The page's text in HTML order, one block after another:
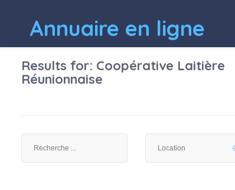
Annuaire en ligne
Results for: Coopérative Laitière
Réunionnaise